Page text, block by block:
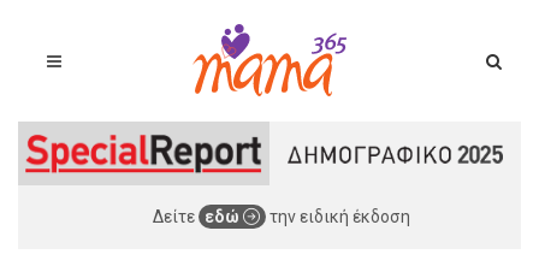
Δείτε εδώ την ειδική έκδοση